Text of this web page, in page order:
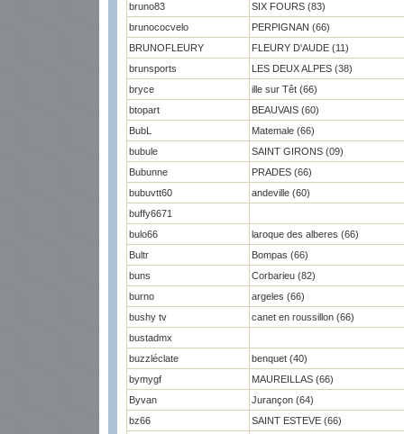
bruno83
SIX FOURS (83)
brunococvelo
PERPIGNAN (66)
BRUNOFLEURY
FLEURY D'AUDE (11)
brunsports
LES DEUX ALPES (38)
bryce
ille sur Têt (66)
btopart
BEAUVAIS (60)
BubL
Matemale (66)
bubule
SAINT GIRONS (09)
Bubunne
PRADES (66)
bubuvtt60
andeville (60)
buffy6671
bulo66
laroque des alberes (66)
Bultr
Bompas (66)
buns
Corbarieu (82)
burno
argeles (66)
bushy tv
canet en roussillon (66)
bustadmx
buzzléclate
benquet (40)
bymygf
MAUREILLAS (66)
Byvan
Jurançon (64)
bz66
SAINT ESTEVE (66)